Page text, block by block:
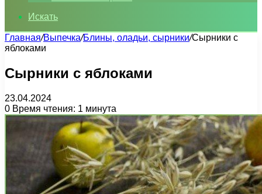
Искать
Главная/Выпечка/Блины, оладьи, сырники/Сырники с
яблоками
Сырники с яблоками
23.04.2024
0 Время чтения: 1 минута